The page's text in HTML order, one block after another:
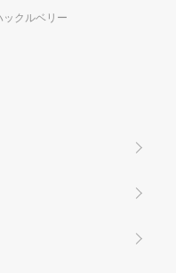
クルベリー